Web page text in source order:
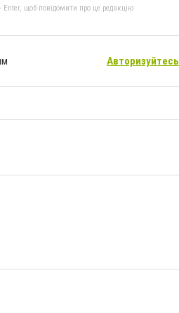
Enter, щоб повідомити про це редакцію
Авторизуйтесь